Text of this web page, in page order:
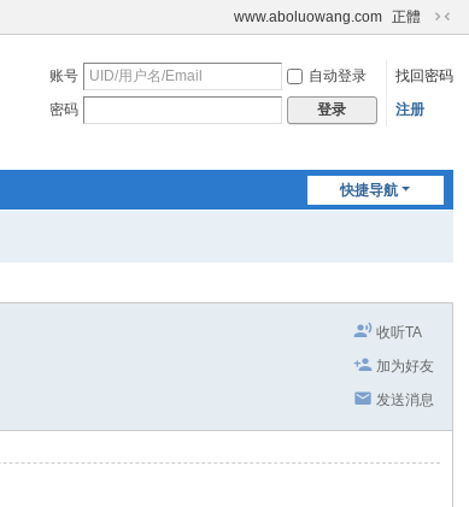
www.aboluowang.com 正體
切
到
账号 自动登录
找回密码
密码
登录 注册
快捷导航
收听TA
加为好友
发送消息